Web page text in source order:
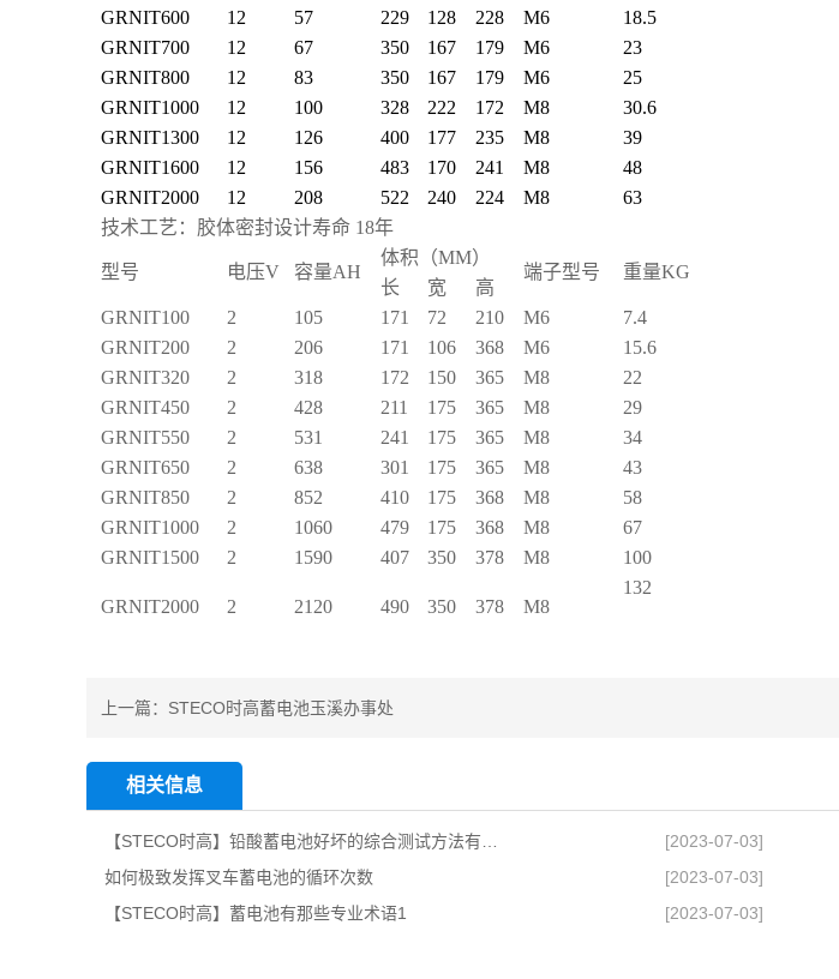
GRNIT600
12 57 229 128 228 M6
18.5
GRNIT700
12 67 350 167 179 M6
23
GRNIT800
12 83 350 167 179 M6
25
GRNIT1000
12 100 328 222 172 M8
30.6
GRNIT1300
12 126 400 177 235 M8
39
GRNIT1600
12 156 483 170 241 M8
48
GRNIT2000
12 208 522 240 224 M8
63
技术工艺：胶体密封设计寿命 18年
型号 电压V 容量AH
体积（MM）
端子型号 重量KG
长 宽
高
GRNIT100 2 105 171 72 210 M6
7.4
GRNIT200 2 206 171 106 368 M6
15.6
GRNIT320 2 318 172 150 365 M8
22
GRNIT450 2 428 211 175 365 M8
29
GRNIT550 2 531 241 175 365 M8
34
GRNIT650
2 638 301 175 365 M8
43
GRNIT850
2 852 410 175 368 M8
58
GRNIT1000
2 1060 479 175 368 M8
67
GRNIT1500
2 1590 407 350 378 M8 100
GRNIT2000 2 2120 490 350 378 M8
132
上一篇： STECO时高蓄电池玉溪办事处
相关信息
[2023-07-03]
如何极致发挥叉车蓄电池的循环次数
[2023-07-03]
【STECO时高】蓄电池有那些专业术语1
[2023-07-03]